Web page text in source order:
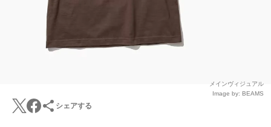
メインヴィジュアル
Image by: BEAMS
シェアする